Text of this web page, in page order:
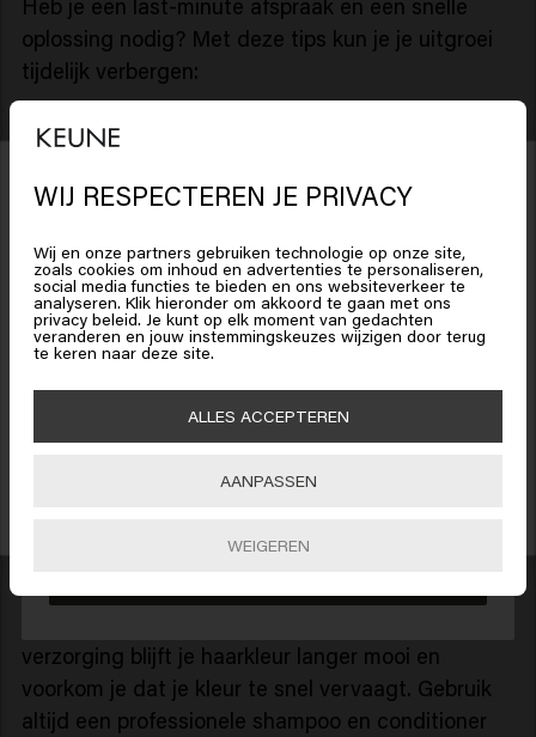
Heb je een last-minute afspraak en een snelle
oplossing nodig? Met deze tips kun je je uitgroei
tijdelijk verbergen:
Gebruik een uitgroei spray
overeenkomt met je haarkleur. Deze sprays
camoufleren grijze of lichtere uitgroei in enkele
seconden.
Verander je scheiding:Een rechte scheiding
benadrukt de uitgroei. Een lossere zigzag scheiding
helpt om de het te verbergen.
Werk met volume:
gecreëerd met producten zoalsStardustenHigh
, zorgt ervoor dat de haaraanzet minder strak
en dus minder zichtbaar is.
Accessoires zijn je vriend:denk aan haarbanden,
Extra verzorging voor gekleurd haar
verzorging blijft je haarkleur langer mooi en
voorkom je dat je kleur te snel vervaagt. Gebruik
altijd een professionele shampoo en conditioner
Het lijkt erop dat je inUnited
States of Americabent
Klik op Bevestig of kies hieronder je locatie
WIJ RESPECTEREN JE PRIVACY
Wij en onze partners gebruiken technologie op onze site,
zoals cookies om inhoud en advertenties te personaliseren,
social media functies te bieden en ons websiteverkeer te
analyseren. Klik hieronder om akkoord te gaan met ons
privacy beleid. Je kunt op elk moment van gedachten
veranderen en jouw instemmingskeuzes wijzigen door terug
te keren naar deze site.
ALLES ACCEPTEREN
AANPASSEN
WEIGEREN
15% korting ontvangen?
speciale aanbiedingen en haarupdates. Happy shopping!